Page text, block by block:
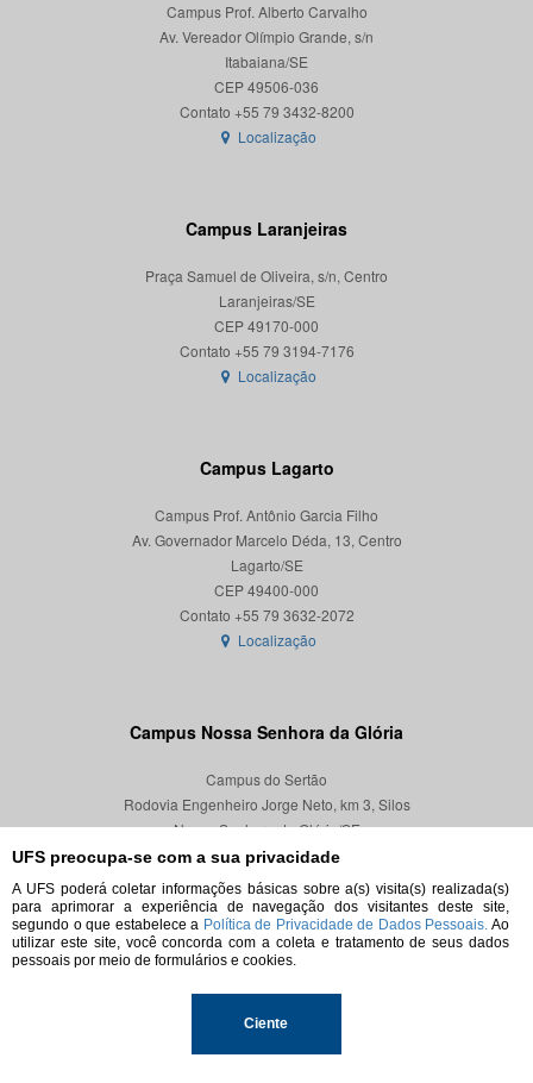
UFS preocupa-se com a sua privacidade
A UFS poderá coletar informações básicas sobre a(s) visita(s) realizada(s)
para aprimorar a experiência de navegação dos visitantes deste site,
segundo o que estabelece a Política de Privacidade de Dados Pessoais. Ao
utilizar este site, você concorda com a coleta e tratamento de seus dados
pessoais por meio de formulários e cookies.
Ciente
Campus Prof. Alberto Carvalho
Av. Vereador Olímpio Grande, s/n
Itabaiana/SE
CEP 49506-036
Localização
Campus Laranjeiras
Praça Samuel de Oliveira, s/n, Centro
Laranjeiras/SE
CEP 49170-000
Localização
Campus Lagarto
Campus Prof. Antônio Garcia Filho
Av. Governador Marcelo Déda, 13, Centro
Lagarto/SE
CEP 49400-000
Localização
Campus Nossa Senhora da Glória
Campus do Sertão
Rodovia Engenheiro Jorge Neto, km 3, Silos
Nossa Senhora da Glória/SE
CEP 49680-000
Localização
© 2026. Todos os direitos reservados.
Universidade Federal de Sergipe.